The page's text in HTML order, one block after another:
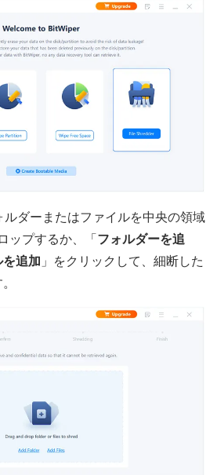
ルダーまたはファイルを中央の領域
ップするか、「フォルダーを追
追加 」をクリックして、細断した